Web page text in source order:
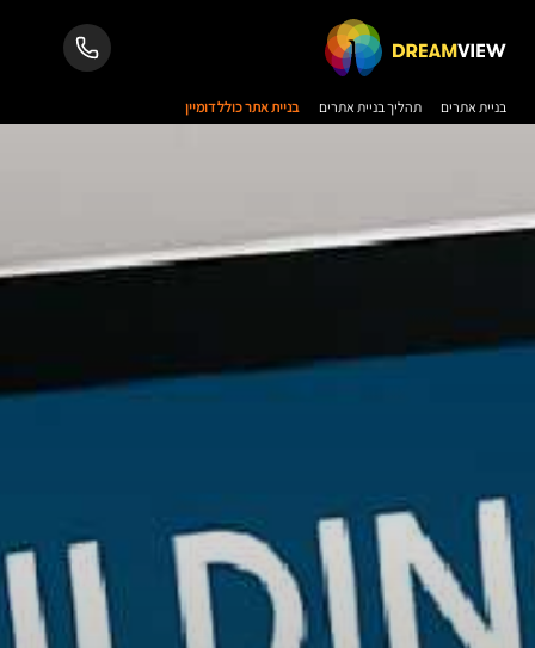
בניית אתרים תהליך בניית אתרים בניית אתר כולל דומיין